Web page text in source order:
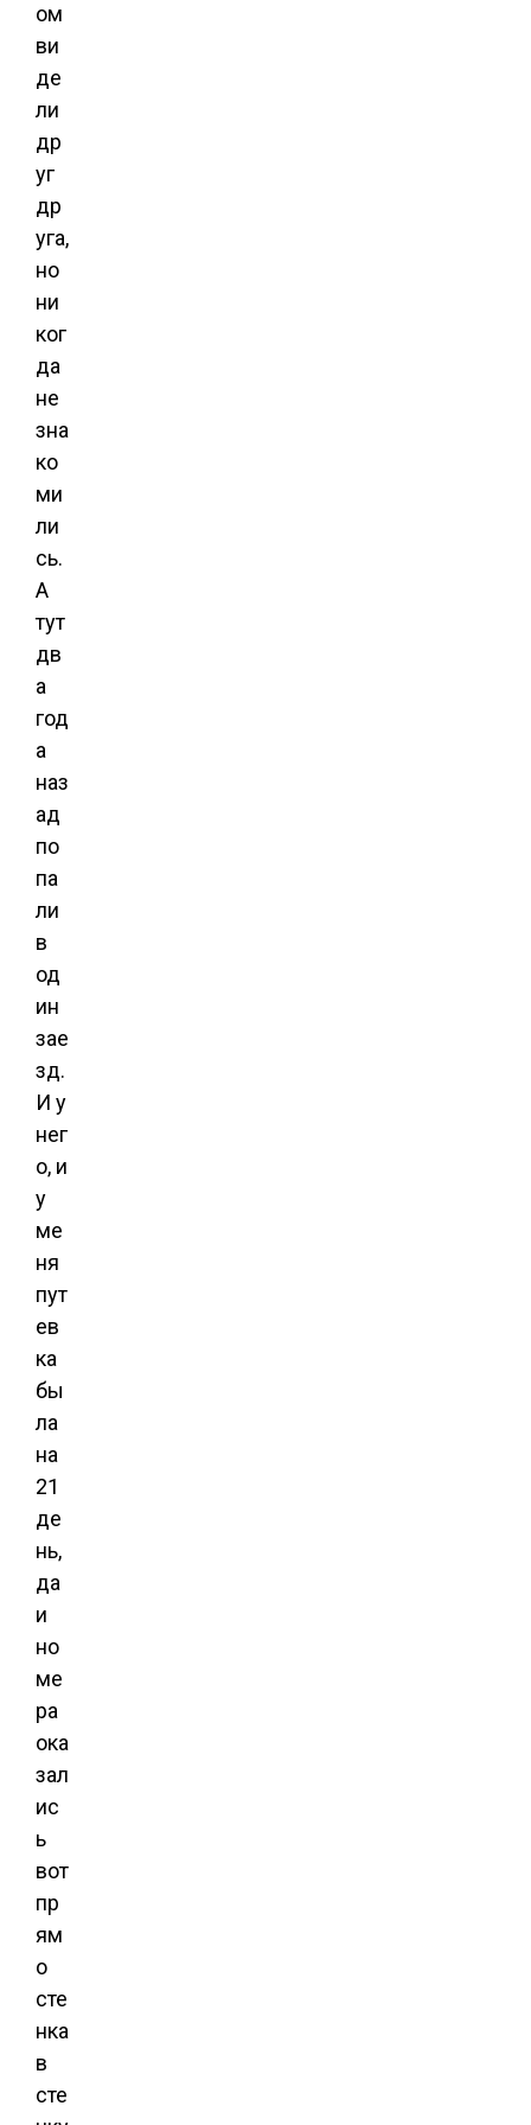
ом
ви
де
ли
др
уг
др
уга,
но
ни
ког
да
не
зна
ко
ми
ли
сь.
А
тут
дв
а
год
а
наз
ад
по
па
ли
в
од
ин
зае
зд.
И у
нег
о, и
у
ме
ня
пут
ев
ка
бы
ла
на
21
де
нь,
да
и
но
ме
ра
ока
зал
ис
ь
вот
пр
ям
о
сте
нка
в
сте